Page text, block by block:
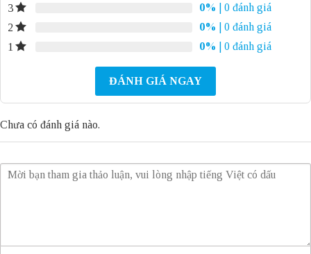
3
0%
| 0 đánh giá
2
0%
| 0 đánh giá
1
0% | 0 đánh giá
ĐÁNH GIÁ NGAY
Chưa có đánh giá nào.